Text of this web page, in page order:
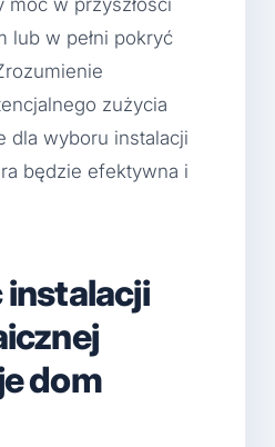
móc w przyszłości
lub w pełni pokryć
zużycia
dla wyboru instalacji
będzie efektywna i
instalacji
dom